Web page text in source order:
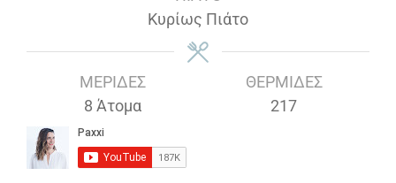
Κυρίως Πιάτο
ΜΕΡΊΔΕΣ
8 Άτομα
ΘΕΡΜΊΔΕΣ
217